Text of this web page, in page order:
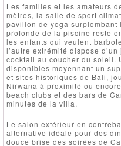
Les familles et les amateurs
mètres, la salle de sport
pavillon de yoga surplombant
profonde de la piscine reste
les enfants qui veulent
l’autre extrémité dispose
cocktail au coucher du soleil.
disponibles moyennant un
et sites historiques de Bali,
Nirwana à proximité ou
beach clubs et des bars de
minutes de la villa.
Le salon extérieur en
alternative idéale pour des
douce brise des soirées de